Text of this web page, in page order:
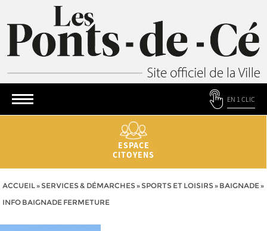
EN 1 CLIC
ESPACE
CITOYENS
ACCUEIL» SERVICES & DÉMARCHES» SPORTS ET LOISIRS» BAIGNADE»
INFO BAIGNADE FERMETURE